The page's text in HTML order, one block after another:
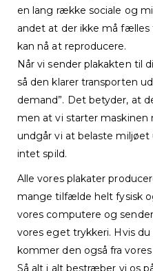
en lang række sociale og
andet at der ikke må
kan nå at reproducere.
Når vi sender plakakten til
så den klarer transporten
demand”. Det betyder, at
men at vi starter maskinen
undgår vi at belaste
intet spild.
Alle vores plakater
mange tilfælde helt fysisk
vores computere og
vores eget trykkeri. Hvis
kommer den også fra
Så alt i alt bestræber vi os